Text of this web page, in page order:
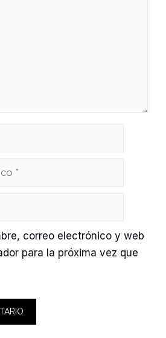
correo electrónico y web
para la próxima vez que